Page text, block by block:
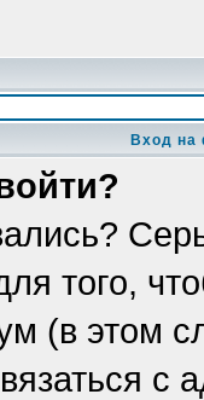
Вход на
того,
(в этом
с